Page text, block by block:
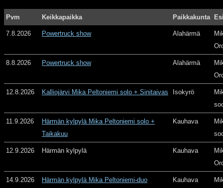
Pvm Keikkapaikka Paikkakunta
7.8.2026 Powertruck show Alahärmä
8.8.2026 Powertruck show Alahärmä
12.8.2026 Kalliojärvi Mika Peltoniemi solo + Sinitaivas Isokyrö
11.9.2026
Härmän kylpylä Mika Peltoniemi solo +
Taikakuu
Kauhava
12.9.2026 Härmän kylpylä Kauhava
14.9.2026 Härmän kylpylä Mika Peltoniemi-duo Kauhava